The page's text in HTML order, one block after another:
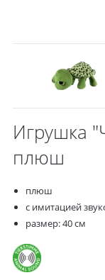
Игрушка
плюш
плюш
с имитацией
размер: 40 см